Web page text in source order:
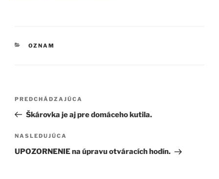
KATEGÓRIE
OZNAM
Navigácia
článku
Predchádzajúci
článok
PREDCHÁDZAJÚCA
Škárovka je aj pre domáceho kutila.
Ďalší
článok
NASLEDUJÚCA
UPOZORNENIE na úpravu otváracích hodín.